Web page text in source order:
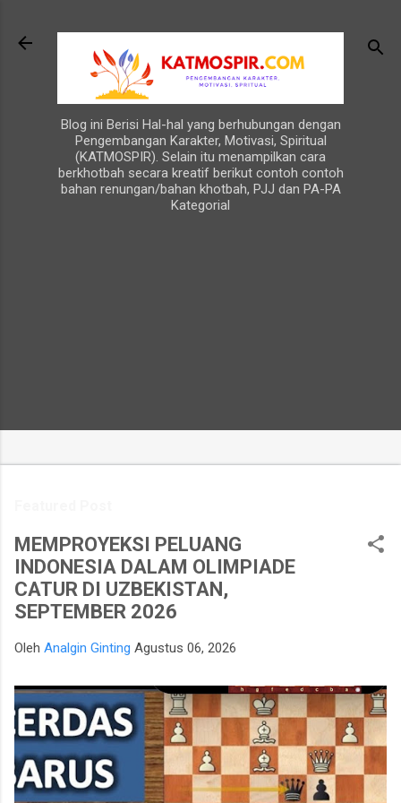
Blog ini Berisi Hal-hal yang berhubungan dengan
Pengembangan Karakter, Motivasi, Spiritual
(KATMOSPIR). Selain itu menampilkan cara
berkhotbah secara kreatif berikut contoh contoh
bahan renungan/bahan khotbah, PJJ dan PA-PA
Kategorial
MEMPROYEKSI PELUANG
INDONESIA DALAM OLIMPIADE
CATUR DI UZBEKISTAN,
SEPTEMBER 2026
Oleh Analgin Ginting Agustus 06, 2026